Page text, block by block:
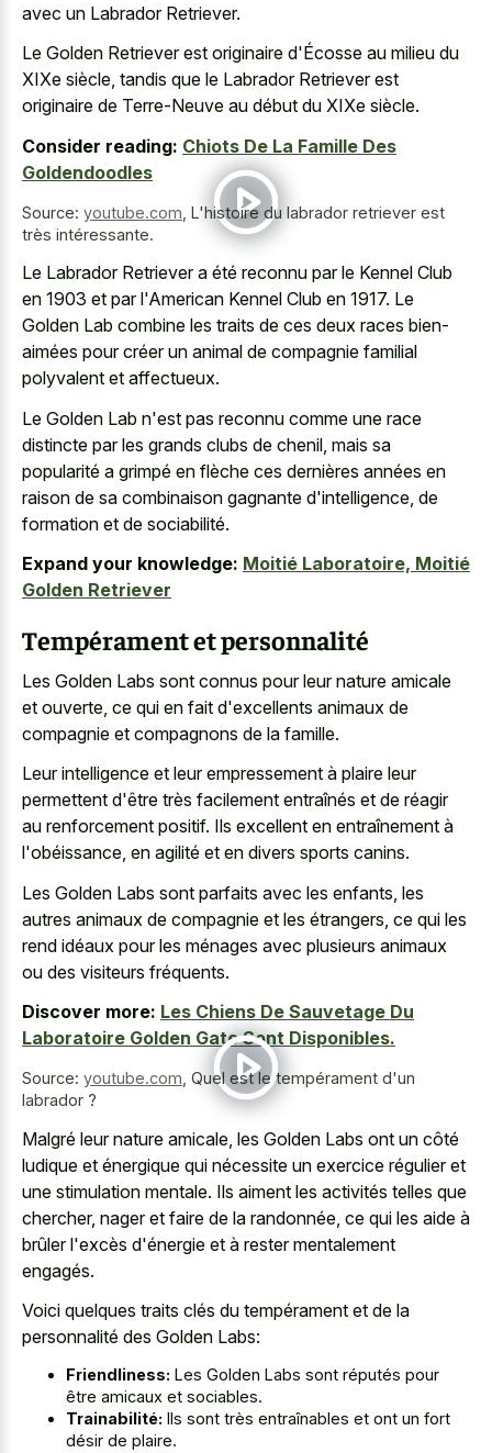
avec un Labrador Retriever.
Le Golden Retriever est originaire d'Écosse au milieu du
XIXe siècle, tandis que le Labrador Retriever est
originaire de Terre-Neuve au début du XIXe siècle.
Consider reading: Chiots De La Famille Des
Goldendoodles
Source: youtube.com L'histoire du labrador retriever est
très intéressante.
Le Labrador Retriever a été reconnu par le Kennel Club
en 1903 et par l'American Kennel Club en 1917. Le
Golden Lab combine les traits de ces deux races bien-
aimées pour créer un animal de compagnie familial
polyvalent et affectueux.
Le Golden Lab n'est pas reconnu comme une race
distincte par les grands clubs de chenil, mais sa
popularité a grimpé en flèche ces dernières années en
raison de sa combinaison gagnante d'intelligence, de
formation et de sociabilité.
Expand your knowledge: Moitié Laboratoire, Moitié
Golden Retriever
Tempérament et personnalité
Les Golden Labs sont connus pour leur nature amicale
et ouverte, ce qui en fait d'excellents animaux de
compagnie et compagnons de la famille.
Leur intelligence et leur empressement à plaire leur
permettent d'être très facilement entraînés et de réagir
au renforcement positif. Ils excellent en entraînement à
l'obéissance, en agilité et en divers sports canins.
Les Golden Labs sont parfaits avec les enfants, les
autres animaux de compagnie et les étrangers, ce qui les
rend idéaux pour les ménages avec plusieurs animaux
ou des visiteurs fréquents.
Discover more: Les Chiens De Sauvetage Du
Laboratoire Golden Gate Sont Disponibles.
Source: youtube.com Quel est le tempérament d'un
labrador ?
Malgré leur nature amicale, les Golden Labs ont un côté
ludique et énergique qui nécessite un exercice régulier et
une stimulation mentale. Ils aiment les activités telles que
chercher, nager et faire de la randonnée, ce qui les aide à
brûler l'excès d'énergie et à rester mentalement
engagés.
Voici quelques traits clés du tempérament et de la
personnalité des Golden Labs:
Friendliness: Les Golden Labs sont réputés pour
être amicaux et sociables.
Trainabilité: Ils sont très entraînables et ont un fort
désir de plaire.